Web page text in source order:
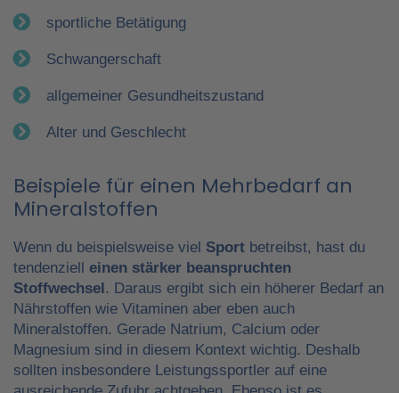
sportliche Betätigung
Schwangerschaft
allgemeiner Gesundheitszustand
Alter und Geschlecht
Beispiele für einen Mehrbedarf an
Mineralstoffen
Wenn du beispielsweise viel Sport betreibst, hast du
tendenziell einen stärker beanspruchten
Stoffwechsel. Daraus ergibt sich ein höherer Bedarf an
Nährstoffen wie Vitaminen aber eben auch
Mineralstoffen. Gerade Natrium, Calcium oder
Magnesium sind in diesem Kontext wichtig. Deshalb
sollten insbesondere Leistungssportler auf eine